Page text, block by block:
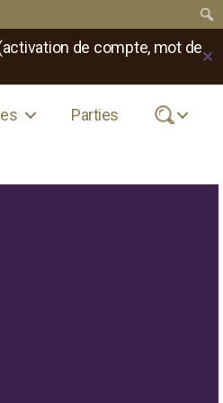
de compte, mot de✕
Parties .